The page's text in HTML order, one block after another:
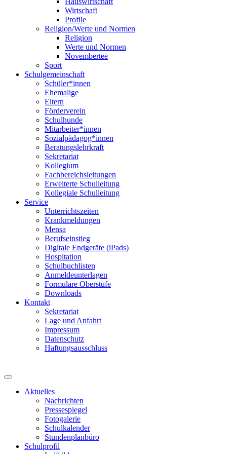
Wirtschaft
Profile
Religion/Werte und Normen
Religion
Werte und Normen
Novembertee
Sport
Schulgemeinschaft
Schüler*innen
Ehemalige
Eltern
Förderverein
Schulhunde
Mitarbeiter*innen
Sozialpädagog*innen
Beratungslehrkraft
Sekretariat
Kollegium
Fachbereichsleitungen
Erweiterte Schulleitung
Kollegiale Schulleitung
Service
Unterrichtszeiten
Krankmeldungen
Mensa
Berufseinstieg
Digitale Endgeräte (iPads)
Hospitation
Schulbuchlisten
Anmeldeunterlagen
Formulare Oberstufe
Downloads
Kontakt
Sekretariat
Lage und Anfahrt
Impressum
Datenschutz
Haftungsausschluss
Aktuelles
Nachrichten
Pressespiegel
Fotogalerie
Schulkalender
Stundenplanbüro
Schulprofil